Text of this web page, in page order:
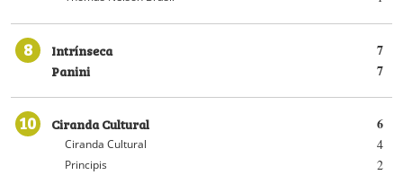
8 7
Intrínseca
7
Panini
10 6
Ciranda Cultural
4
Ciranda Cultural
2
Principis